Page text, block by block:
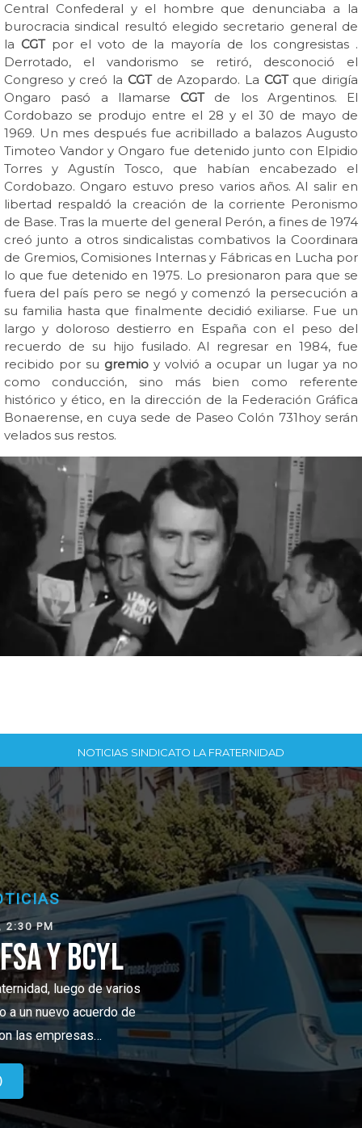
Central Confederal y el hombre que denunciaba a la
burocracia sindical resultó elegido secretario general de
la CGTpor el voto de la mayoría de los congresistas .
Derrotado, el vandorismo se retiró, desconoció el
Congreso y creó la CGTde Azopardo. La CGTque dirigía
Ongaro pasó a llamarse CGTde los Argentinos. El
Cordobazo se produjo entre el 28 y el 30 de mayo de
1969. Un mes después fue acribillado a balazos Augusto
Timoteo Vandor y Ongaro fue detenido junto con Elpidio
Torres y Agustín Tosco, que habían encabezado el
Cordobazo. Ongaro estuvo preso varios años. Al salir en
libertad respaldó la creación de la corriente Peronismo
de Base. Tras la muerte del general Perón, a fines de 1974
creó junto a otros sindicalistas combativos la Coordinara
de Gremios, Comisiones Internas y Fábricas en Lucha por
lo que fue detenido en 1975. Lo presionaron para que se
fuera del país pero se negó y comenzó la persecución a
su familia hasta que finalmente decidió exiliarse. Fue un
largo y doloroso destierro en España con el peso del
recuerdo de su hijo fusilado. Al regresar en 1984, fue
recibido por su gremio y volvió a ocupar un lugar ya no
como conducción, sino más bien como referente
histórico y ético, en la dirección de la Federación Gráfica
Bonaerense, en cuya sede de Paseo Colón 731hoy serán
velados sus restos.
NOTICIAS SINDICATO LA FRATERNIDAD